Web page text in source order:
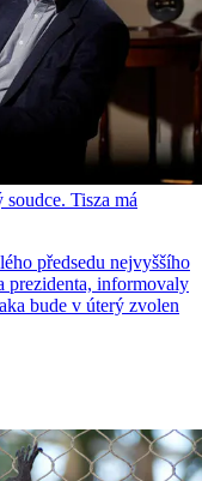
Tisza má
předsedu nejvyššího
prezidenta, informovaly
bude v úterý zvolen